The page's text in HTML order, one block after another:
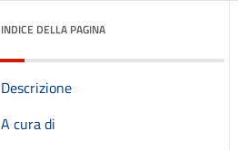
INDICE DELLA PAGINA
Descrizione
A cura di